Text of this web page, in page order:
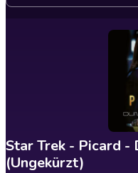
Star Trek - Picard -
(Ungekürzt)